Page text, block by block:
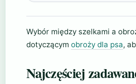
Wybór między szelkami a
dotyczącym obroży dla psa,
Najczęściej